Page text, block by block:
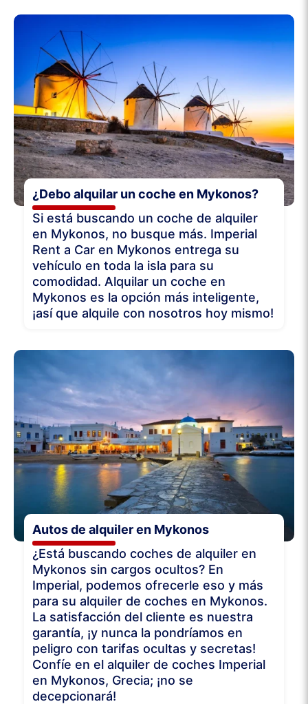
¿Debo alquilar un coche en Mykonos?
Si está buscando un coche de alquiler
en Mykonos, no busque más. Imperial
Rent a Car en Mykonos entrega su
vehículo en toda la isla para su
comodidad. Alquilar un coche en
Mykonos es la opción más inteligente,
¡así que alquile con nosotros hoy mismo!
Autos de alquiler en Mykonos
¿Está buscando coches de alquiler en
Mykonos sin cargos ocultos? En
Imperial, podemos ofrecerle eso y más
para su alquiler de coches en Mykonos.
La satisfacción del cliente es nuestra
garantía, ¡y nunca la pondríamos en
peligro con tarifas ocultas y secretas!
Confíe en el alquiler de coches Imperial
en Mykonos, Grecia; ¡no se
decepcionará!